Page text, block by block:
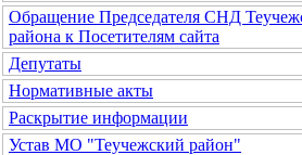
Обращение Председателя СНД
района к Посетителям сайта
Депутаты
Нормативные акты
Раскрытие информации
Устав МО "Теучежский район"